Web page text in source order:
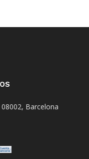
08002, Barcelona